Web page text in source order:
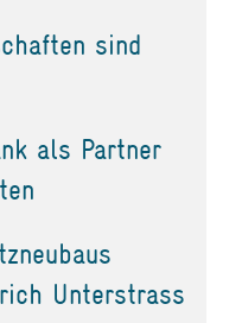
sind
als Partner
Unterstrass